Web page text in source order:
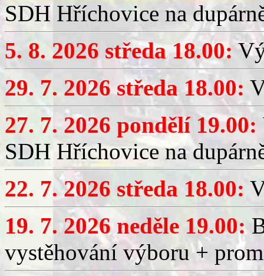
SDH Hříchovice na
5. 8. 2026 středa 18.00:
29. 7. 2026 středa 18.00:
27. 7. 2026 pondělí 19.00:
SDH Hříchovice na
22. 7. 2026 středa 18.00:
19. 7. 2026 neděle 19.00:
vystěhování výboru +